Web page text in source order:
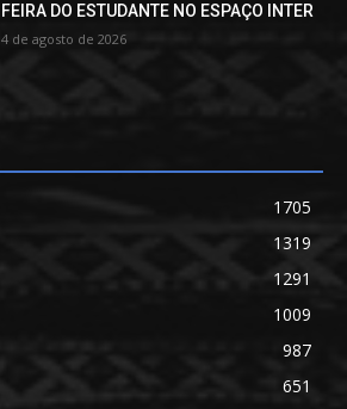
FEIRA DO ESTUDANTE NO ESPAÇO INTER
4 de agosto de 2026
1705
1319
1291
1009
987
651